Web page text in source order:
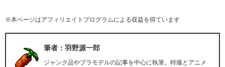
※本ページはアフィリエイトプログラムによる収益を得ています
筆者：羽野源一郎
ジャンク品やプラモデルの記事を中心に執筆。特撮とアニメ